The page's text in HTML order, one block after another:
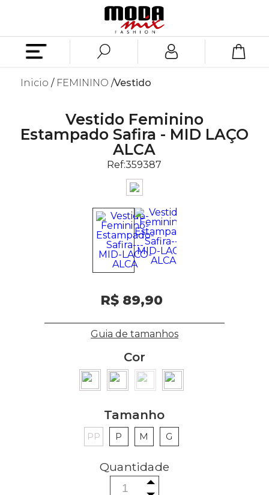
Inicio FEMININO Vestido
Vestido Feminino
Estampado Safira - MID LAÇO
ALCA
Ref:359387
R$ 89,90
Guia de tamanhos
Cor
Tamanho
PP P M G